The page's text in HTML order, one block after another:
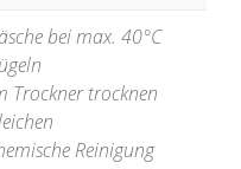
bei max. 40°C
Trockner trocknen
Reinigung